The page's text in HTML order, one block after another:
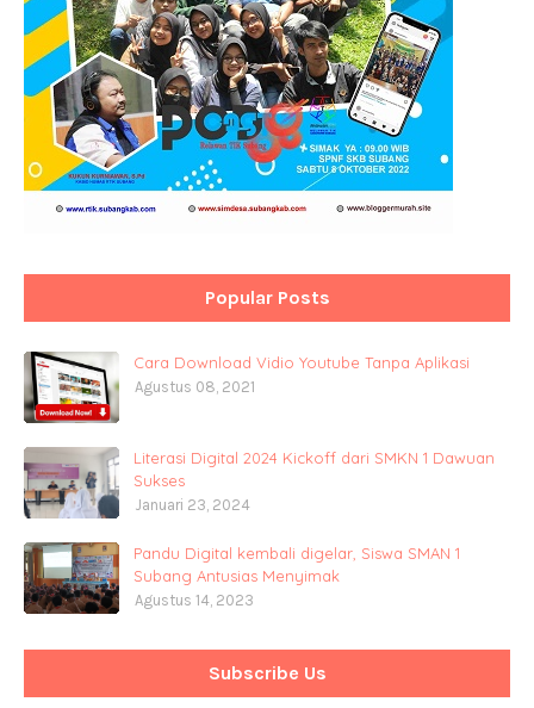
Popular Posts
Cara Download Vidio Youtube Tanpa Aplikasi
Agustus 08, 2021
Literasi Digital 2024 Kickoff dari SMKN 1 Dawuan
Sukses
Januari 23, 2024
Pandu Digital kembali digelar, Siswa SMAN 1
Subang Antusias Menyimak
Agustus 14, 2023
Subscribe Us